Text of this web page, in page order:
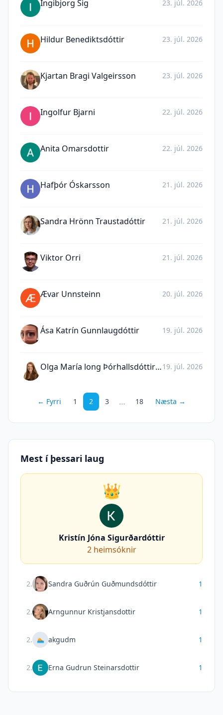
Ingibjorg Sig 23. júl. 2026
Hildur Benediktsdóttir 23. júl. 2026
Kjartan Bragi Valgeirsson 23. júl. 2026
Ingolfur Bjarni 22. júl. 2026
Anita Omarsdottir 22. júl. 2026
Hafþór Óskarsson 21. júl. 2026
Sandra Hrönn Traustadóttir 21. júl. 2026
Viktor Orri 21. júl. 2026
Ævar Unnsteinn 20. júl. 2026
Ása Katrín Gunnlaugdóttir 19. júl. 2026
Olga María long Þórhallsdóttir Long19. júl. 2026
← Fyrri 1 2 3 … 18 Næsta →
Mest í þessari laug
👑
Kristín Jóna Sigurðardóttir
2 heimsóknir
2. Sandra Guðrún Guðmundsdóttir 1
2. Arngunnur Kristjansdottir 1
2. 🏊 akgudm 1
2. Erna Gudrun Steinarsdottir 1